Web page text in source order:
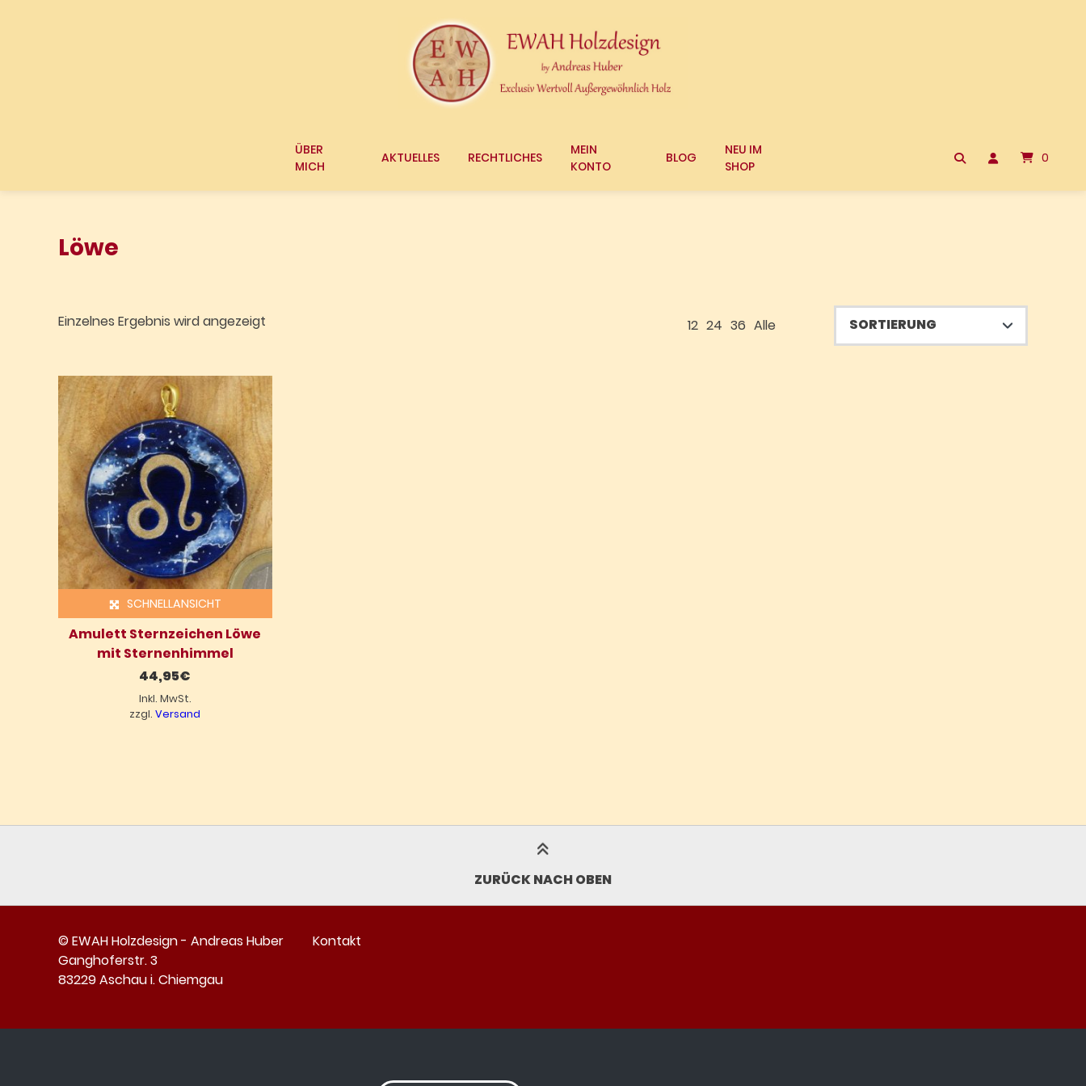
ÜBER
MICH
AKTUELLES RECHTLICHES
MEIN
KONTO
BLOG
NEU IM
SHOP
0
Löwe
Einzelnes Ergebnis wird angezeigt 12 24 36 Alle
SCHNELLANSICHT
Amulett Sternzeichen Löwe
mit Sternenhimmel
44,95€
Inkl. MwSt.
zzgl.Versand
ZURÜCK NACH OBEN
© EWAH Holzdesign - Andreas Huber
Ganghoferstr. 3
83229 Aschau i. Chiemgau
Kontakt